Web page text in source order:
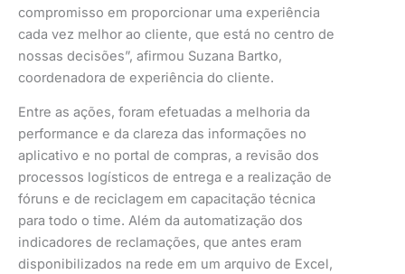
compromisso em proporcionar uma experiência
cada vez melhor ao cliente, que está no centro de
nossas decisões”, afirmou Suzana Bartko,
coordenadora de experiência do cliente.
Entre as ações, foram efetuadas a melhoria da
performance e da clareza das informações no
aplicativo e no portal de compras, a revisão dos
processos logísticos de entrega e a realização de
fóruns e de reciclagem em capacitação técnica
para todo o time. Além da automatização dos
indicadores de reclamações, que antes eram
disponibilizados na rede em um arquivo de Excel,